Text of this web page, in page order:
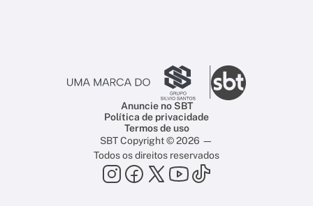
Anuncie no SBT
Política de privacidade
Termos de uso
SBT Copyright © 2026 —
Todos os direitos reservados